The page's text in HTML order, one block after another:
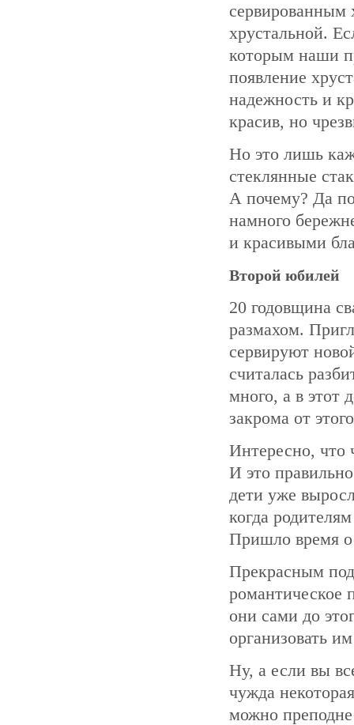
сервированным
хрустальной.
которым наши
появление
надежность и
красив, но
Но это лишь
стеклянные
А почему? Да
намного
и красивыми
Второй юбилей
20 годовщина
размахом.
сервируют
считалась
много, а в этот
закрома от
Интересно, что
И это
дети уже
когда
Пришло время
Прекрасным
романтическое
они сами до
организовать
Ну, а если вы
чужда
можно